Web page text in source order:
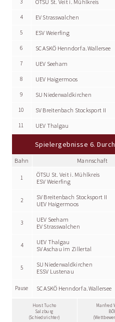
3 ÖTSU St. Veit i. Mühlkreis
4 EV Strasswalchen
5 ESV Weierfing
6 SC ASKÖ Henndorf a.Wallersee
7 UEV Seeham
8 UEV Haigermoos
9 SU Niederwaldkirchen
10 SV Breitenbach Stocksport II
11 UEV Thalgau
Spielergebnisse 6.
Bahn Mannschaft
1
ÖTSU St. Veit i. Mühlkreis
ESV Weierfing
2
SV Breitenbach Stocksport II
UEV Haigermoos
3
UEV Seeham
EV Strasswalchen
4
UEV Thalgau
SV Aschau im Zillertal
5
SU Niederwaldkirchen
ESSV Lustenau
Pause SC ASKÖ Henndorf a.Wallersee
Horst Tucho
Salzburg
(Schiedsrichter)
Manfred